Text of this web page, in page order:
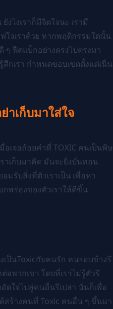
งไงเราก็มีจิตใจนะ เรามี
ใจเราด้วย หากพฤติกรรมใดนั้น
ฟีดแบ็กอย่างตรงไปตรงมา
กเรา กำหนดขอบเขตตั้งแต่เนิ่น
เก็บมาใส่ใจ
อเจอถ้อยคำที่ TOXIC คนเป็นพิษ
าเก็บมาคิด มันจะยิ่งบั่นทอน
อมรับสิ่งที่ตัวเราเป็น เพื่อหา
พร่องของตัวเราให้ดีขึ้น
เป็นToxicกับคนรัก คนรอบข้างรึ
อพวกเขา โดยที่เราไม่รู้ตัวรึ
ดใจไปสู่คนอื่นรึเปล่า นั่นก็เพื่อ
สร้างคนที่ Toxic คนอื่น ๆ ขึ้นมา